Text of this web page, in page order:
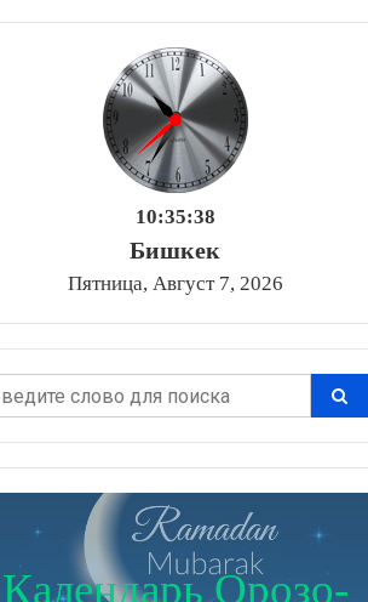
10:35:39
Бишкек
Пятница, Август 7, 2026
Календарь Орозо-